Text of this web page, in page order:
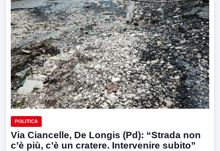
POLITICA
Via Ciancelle, De Longis (Pd): “Strada non
c’è più, c’è un cratere. Intervenire subito”